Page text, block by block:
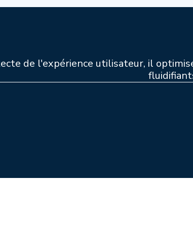
de l'expérience utilisateur, il